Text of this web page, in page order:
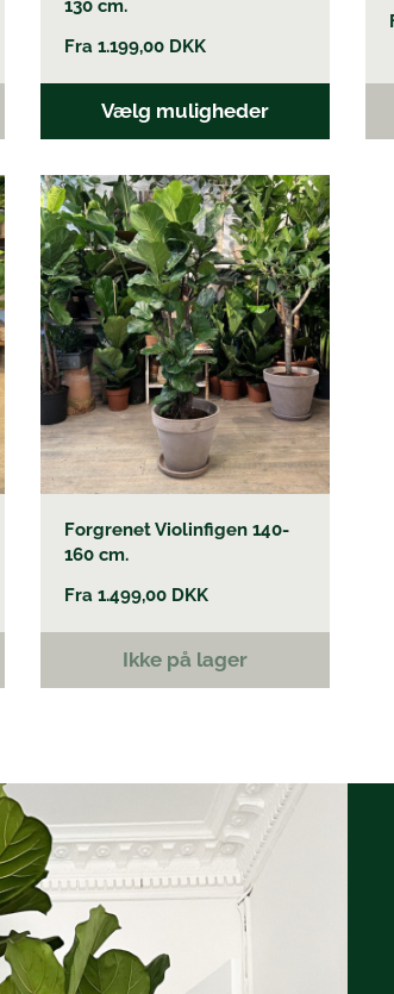
130 cm.
Fra 1.199,00 DKK
Vælg muligheder
Forgrenet Violinfigen 140-
160 cm.
Fra 1.499,00 DKK
Ikke på lager
Dette
vare
har
flere
varianter.
Mulighederne
kan
vælges
på
varesiden